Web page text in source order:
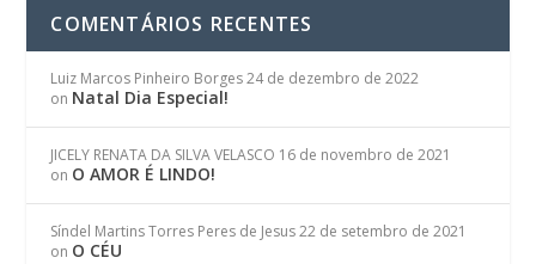
COMENTÁRIOS RECENTES
Luiz Marcos Pinheiro Borges 24 de dezembro de 2022
on Natal Dia Especial!
JICELY RENATA DA SILVA VELASCO 16 de novembro de 2021
on O AMOR É LINDO!
Síndel Martins Torres Peres de Jesus 22 de setembro de 2021
on O CÉU